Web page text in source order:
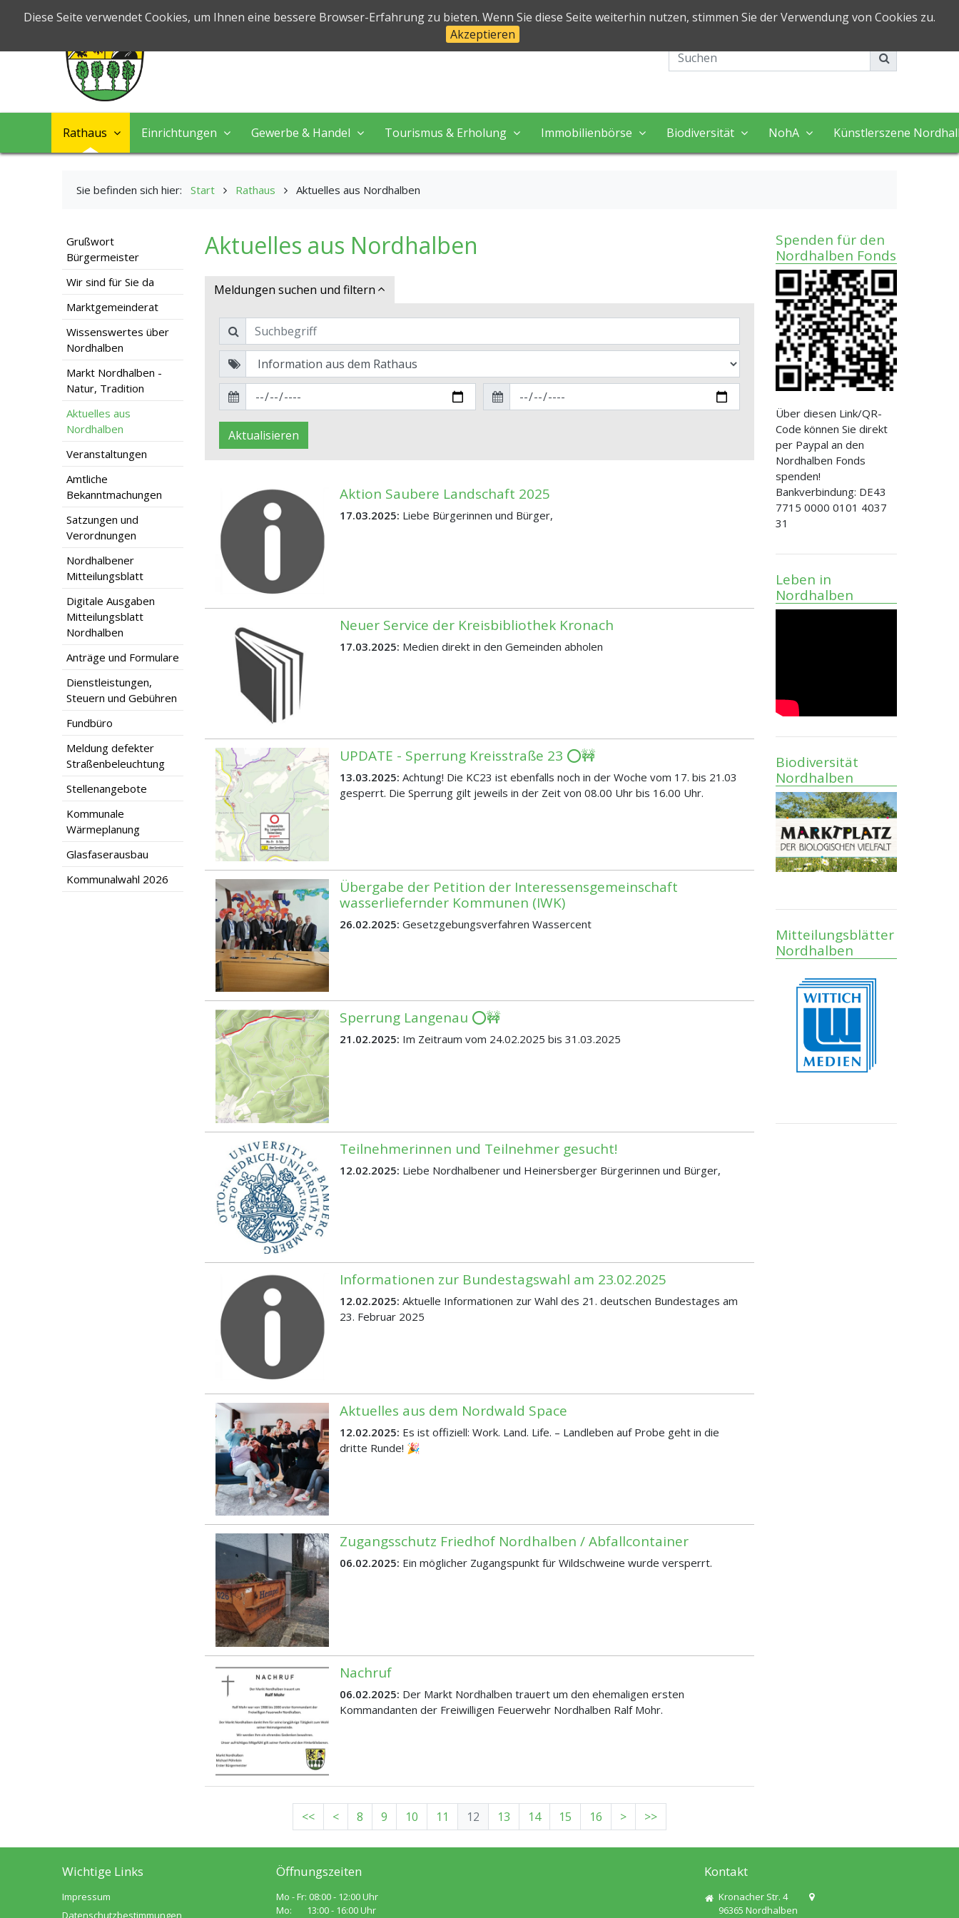
Diese Seite verwendet Cookies, um Ihnen eine bessere Browser-Erfahrung zu bieten. Wenn Sie diese Seite weiterhin nutzen, stimmen Sie der Verwendung von Cookies zu.
Akzeptieren
Markt Nordhalben
Leben & Arbeiten in perfekter Natur!
Impressum Kontakt
Rathaus Einrichtungen Gewerbe & Handel Tourismus & Erholung Immobilienbörse Biodiversität NohA Künstlerszene
Sie befinden sich hier: Start Rathaus Aktuelles aus Nordhalben
Grußwort
Bürgermeister
Wir sind für Sie da
Marktgemeinderat
Wissenswertes über
Nordhalben
Markt Nordhalben -
Natur, Tradition
Aktuelles aus
Nordhalben
Veranstaltungen
Amtliche
Bekanntmachungen
Satzungen und
Verordnungen
Nordhalbener
Mitteilungsblatt
Digitale Ausgaben
Mitteilungsblatt
Nordhalben
Anträge und Formulare
Dienstleistungen,
Steuern und Gebühren
Fundbüro
Meldung defekter
Straßenbeleuchtung
Stellenangebote
Kommunale
Wärmeplanung
Glasfaserausbau
Kommunalwahl 2026
Aktuelles aus Nordhalben
Meldungen suchen und filtern
Aktualisieren
Aktion Saubere Landschaft 2025
17.03.2025: Liebe Bürgerinnen und Bürger,
Neuer Service der Kreisbibliothek Kronach
17.03.2025: Medien direkt in den Gemeinden abholen
UPDATE - Sperrung Kreisstraße 23 ⭕🚧
13.03.2025: Achtung! Die KC23 ist ebenfalls noch in der Woche vom 17. bis 21.03
gesperrt. Die Sperrung gilt jeweils in der Zeit von 08.00 Uhr bis 16.00 Uhr.
Übergabe der Petition der Interessensgemeinschaft
wasserliefernder Kommunen (IWK)
26.02.2025: Gesetzgebungsverfahren Wassercent
Sperrung Langenau ⭕🚧
21.02.2025: Im Zeitraum vom 24.02.2025 bis 31.03.2025
Teilnehmerinnen und Teilnehmer gesucht!
12.02.2025: Liebe Nordhalbener und Heinersberger Bürgerinnen und Bürger,
Informationen zur Bundestagswahl am 23.02.2025
12.02.2025: Aktuelle Informationen zur Wahl des 21. deutschen Bundestages am
23. Februar 2025
Aktuelles aus dem Nordwald Space
12.02.2025: Es ist offiziell: Work. Land. Life. – Landleben auf Probe geht in die
dritte Runde! 🎉
Zugangsschutz Friedhof Nordhalben / Abfallcontainer
06.02.2025: Ein möglicher Zugangspunkt für Wildschweine wurde versperrt.
Nachruf
06.02.2025: Der Markt Nordhalben trauert um den ehemaligen ersten
Kommandanten der Freiwilligen Feuerwehr Nordhalben Ralf Mohr.
<<Erste
<Zurück
8 9 10 11 12 13 14 15 16 >Vor >>Letzte
Spenden für den
Nordhalben Fonds
Über diesen Link/QR-
Code können Sie direkt
per Paypal an den
Nordhalben Fonds
spenden!
Bankverbindung: DE43
7715 0000 0101 4037
31
Leben in
Nordhalben
Biodiversität
Nordhalben
Mitteilungsblätter
Nordhalben
Wichtige Links
Impressum
Datenschutzbestimmungen
Öffnungszeiten
Mo - Fr: 08:00 - 12:00 Uhr
Mo: 13:00 - 16:00 Uhr
Kontakt
Kronacher Str. 4
96365 Nordhalben